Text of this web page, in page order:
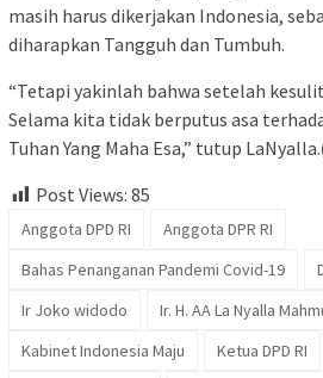
masih harus dikerjakan Indonesia,
diharapkan Tangguh dan Tumbuh.
“Tetapi yakinlah bahwa setelah
Selama kita tidak berputus asa
Tuhan Yang Maha Esa,” tutup LaNyalla.
Post Views: 85
Anggota DPD RI
Anggota DPR RI
Bahas Penanganan Pandemi Covid-19
Ir Joko widodo
Ir. H. AA La Nyalla
Kabinet Indonesia Maju
Ketua DPD RI